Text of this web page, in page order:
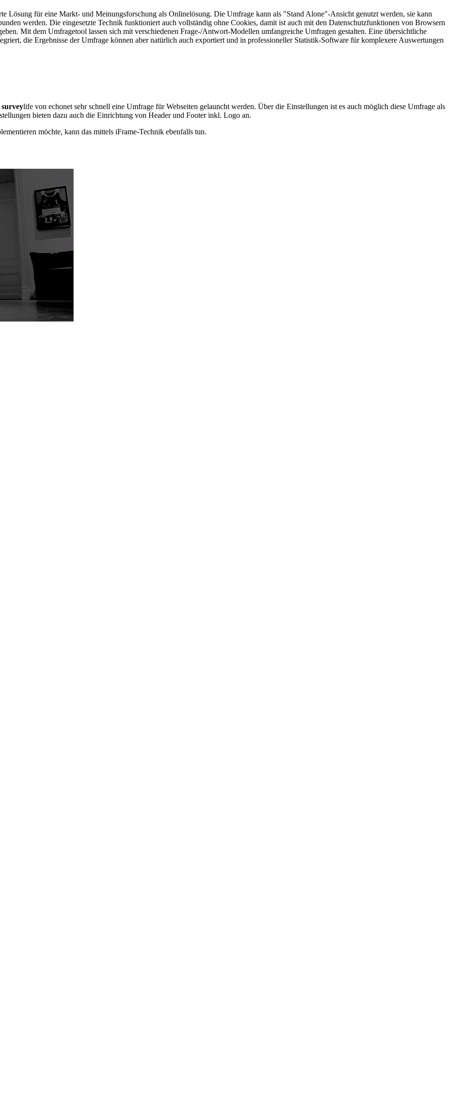
Lösung für eine Markt- und Meinungsforschung als Onlinelösung. Die Umfrage kann als "Stand Alone"-Ansicht genutzt werden, sie kann
werden. Die eingesetzte Technik funktioniert auch vollständig ohne Cookies, damit ist auch mit den Datenschutzfunktionen von Browsern
Mit dem Umfragetool lassen sich mit verschiedenen Frage-/Antwort-Modellen umfangreiche Umfragen gestalten. Eine übersichtliche
die Ergebnisse der Umfrage können aber natürlich auch exportiert und in professioneller Statistik-Software für komplexere Auswertungen
surveylife von echonet sehr schnell eine Umfrage für Webseiten gelauncht werden. Über die Einstellungen ist es auch möglich diese Umfrage als
bieten dazu auch die Einrichtung von Header und Footer inkl. Logo an.
möchte, kann das mittels iFrame-Technik ebenfalls tun.